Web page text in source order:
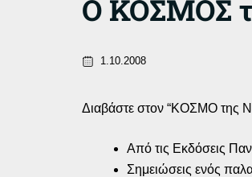
Ο ΚΟΣΜΟΣ
1.10.2008
Διαβάστε στον “ΚΟΣΜΟ της
Από τις Εκδόσεις
Σημειώσεις ενός